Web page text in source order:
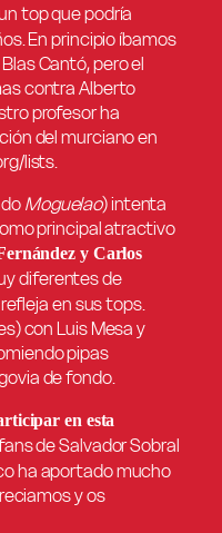
top que podría
En principio íbamos
Cantó, pero el
contra Alberto
profesor ha
del murciano en
lists.
Moguelao) intenta
principal atractivo
y Carlos
diferentes de
en sus tops.
con Luis Mesa y
pipas
de fondo.
en esta
de Salvador Sobral
ha aportado mucho
y os